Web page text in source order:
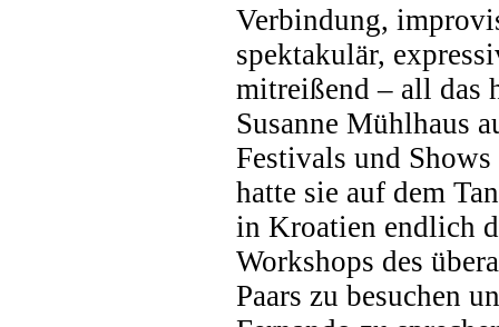
Verbindung,
spektakulär,
mitreißend – all das
Susanne Mühlhaus
Festivals und
hatte sie auf dem
in Kroatien endlich
Workshops des
Paars zu besuchen